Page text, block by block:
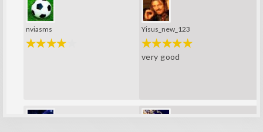
nviasms Yisus_new_123
very good